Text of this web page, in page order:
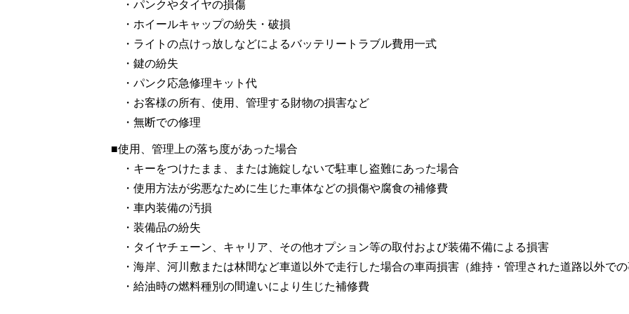
・パンクやタイヤの損傷
・ホイールキャップの紛失・破損
・ライトの点けっ放しなどによるバッテリートラブル費用一式
・鍵の紛失
・パンク応急修理キット代
・お客様の所有、使用、管理する財物の損害など
・無断での修理
■使用、管理上の落ち度があった場合
・キーをつけたまま、または施錠しないで駐車し盗難にあった場合
・使用方法が劣悪なために生じた車体などの損傷や腐食の補修費
・車内装備の汚損
・装備品の紛失
・タイヤチェーン、キャリア、その他オプション等の取付および装備不備による損害
・海岸、河川敷または林間など車道以外で走行した場合の車両損害（維持・管理された道路以外で
・給油時の燃料種別の間違いにより生じた補修費